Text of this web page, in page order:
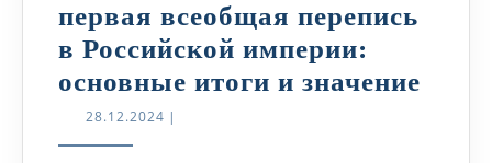
первая всеобщая перепись
в Российской империи:
основные итоги и значение
28.12.2024 28.12.2024
|